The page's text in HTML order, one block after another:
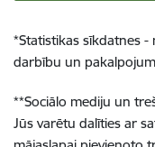
*Statistikas sīkdatnes -
darbību un
**Sociālo mediju un
Jūs varētu dalīties ar